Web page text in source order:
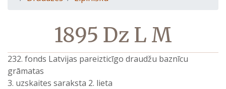
1895 Dz L M
232. fonds Latvijas pareizticīgo draudžu baznīcu
grāmatas
3. uzskaites saraksta 2. lieta